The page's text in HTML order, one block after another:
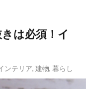
は必須！イ
ンテリア, 建物, 暮らし